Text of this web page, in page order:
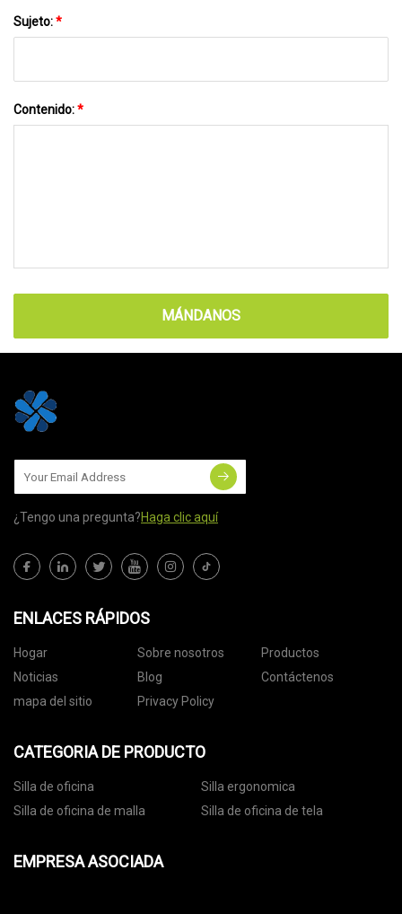
Sujeto:*
Contenido:*
MÁNDANOS
¿Tengo una pregunta?Haga clic aquí
ENLACES RÁPIDOS
Hogar Sobre nosotros
Productos
Noticias
Blog
Contáctenos
mapa del sitio
Privacy Policy
CATEGORIA DE PRODUCTO
Silla de oficina
Silla ergonomica
Silla de oficina de malla
Silla de oficina de tela
EMPRESA ASOCIADA